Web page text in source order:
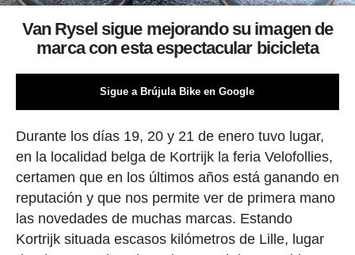
Van Rysel sigue mejorando su imagen de
marca con esta espectacular bicicleta
Sigue a Brújula Bike en Google
Durante los días 19, 20 y 21 de enero tuvo lugar,
en la localidad belga de Kortrijk la feria Velofollies,
certamen que en los últimos años está ganando en
reputación y que nos permite ver de primera mano
las novedades de muchas marcas. Estando
Kortrijk situada escasos kilómetros de Lille, lugar